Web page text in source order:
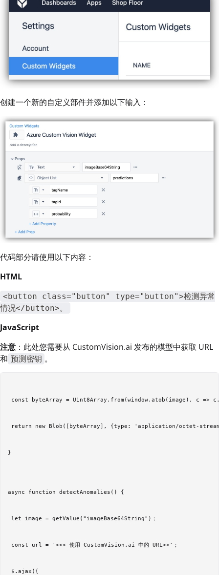
创建一个新的自定义部件并添加以下输入：
代码部分请使用以下内容：
HTML
<button class="button" type="button">检测异常
情况</button>。
JavaScript
注意 ：此处您需要从 CustomVision.ai 发布的模型中获取 URL
和 预测密钥 。
const byteArray = Uint8Array.from(window.atob(image), c =>
return new Blob([byteArray], {type: 'application/octet-
}
async function detectAnomalies() {
let image = getValue("imageBase64String")；
const url = '<<< 使用 CustomVision.ai 中的 URL>>'；
$.ajax({